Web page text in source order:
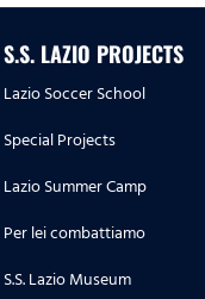
S.S. LAZIO PROJECTS
Lazio Soccer School
Special Projects
Lazio Summer Camp
Per lei combattiamo
S.S. Lazio Museum